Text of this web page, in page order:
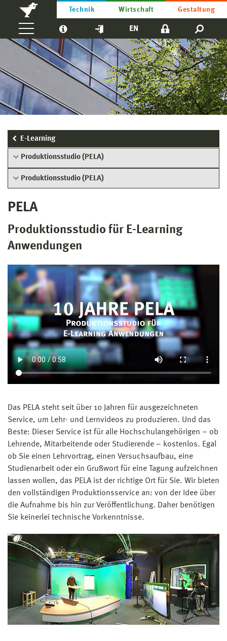
Technik Wirtschaft Gestaltung
EN
E-Learning
Produktionsstudio (PELA)
Produktionsstudio (PELA)
PELA
Produktionsstudio für E-Learning
Anwendungen
Das PELA steht seit über 10 Jahren für ausgezeichneten
Service, um Lehr- und Lernvideos zu produzieren. Und das
Beste: Dieser Service ist für alle Hochschulangehörigen – ob
Lehrende, Mitarbeitende oder Studierende – kostenlos. Egal
ob Sie einen Lehrvortrag, einen Versuchsaufbau, eine
Studienarbeit oder ein Grußwort für eine Tagung aufzeichnen
lassen wollen, das PELA ist der richtige Ort für Sie. Wir bieten
den vollständigen Produktionsservice an: von der Idee über
die Aufnahme bis hin zur Veröffentlichung. Daher benötigen
Sie keinerlei technische Vorkenntnisse.